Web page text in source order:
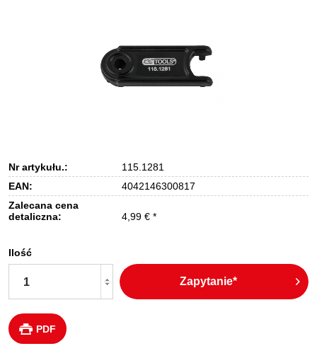
Nr artykułu.:
115.1281
EAN:
4042146300817
Zalecana cena
detaliczna:
4,99 € *
Ilość
Zapytanie*
PDF